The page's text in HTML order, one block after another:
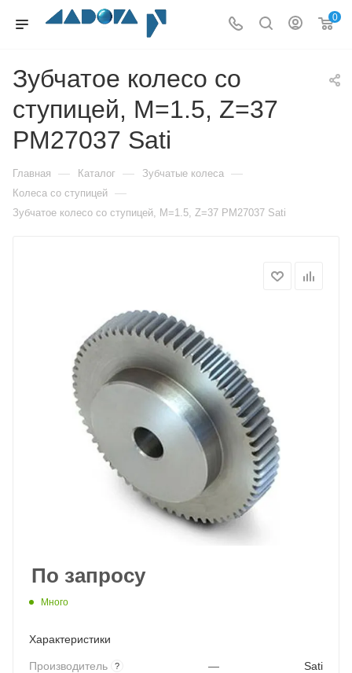
0
Зубчатое колесо со
ступицей, M=1.5, Z=37
PM27037 Sati
Главная — Каталог — Зубчатые колеса —
Колеса со ступицей —
Зубчатое колесо со ступицей, M=1.5, Z=37 PM27037 Sati
По запросу
Много
Характеристики
Производитель ? —
Sati